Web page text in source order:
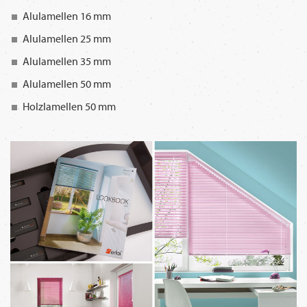
Alulamellen 16 mm
Alulamellen 25 mm
Alulamellen 35 mm
Alulamellen 50 mm
Holzlamellen 50 mm